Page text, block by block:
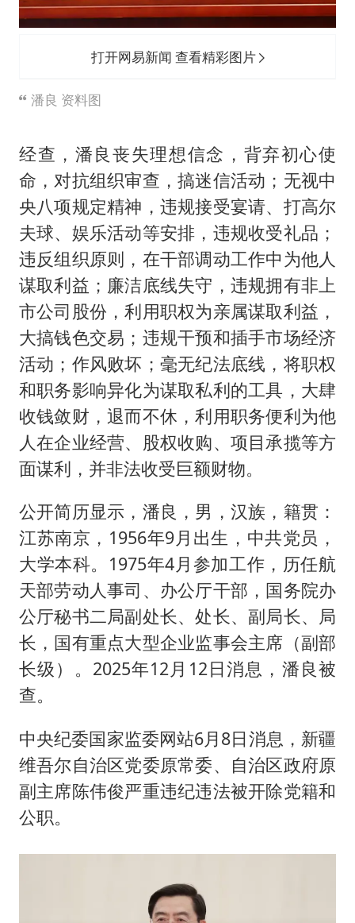
打开网易新闻 查看精彩图片
潘良 资料图
经查，潘良丧失理想信念，背弃初心使
命，对抗组织审查，搞迷信活动；无视中
央八项规定精神，违规接受宴请、打高尔
夫球、娱乐活动等安排，违规收受礼品；
违反组织原则，在干部调动工作中为他人
谋取利益；廉洁底线失守，违规拥有非上
市公司股份，利用职权为亲属谋取利益，
大搞钱色交易；违规干预和插手市场经济
活动；作风败坏；毫无纪法底线，将职权
和职务影响异化为谋取私利的工具，大肆
收钱敛财，退而不休，利用职务便利为他
人在企业经营、股权收购、项目承揽等方
面谋利，并非法收受巨额财物。
公开简历显示，潘良，男，汉族，籍贯：
江苏南京，1956年9月出生，中共党员，
大学本科。1975年4月参加工作，历任航
天部劳动人事司、办公厅干部，国务院办
公厅秘书二局副处长、处长、副局长、局
长，国有重点大型企业监事会主席（副部
长级）。2025年12月12日消息，潘良被
查。
中央纪委国家监委网站6月8日消息，新疆
维吾尔自治区党委原常委、自治区政府原
副主席陈伟俊严重违纪违法被开除党籍和
公职。